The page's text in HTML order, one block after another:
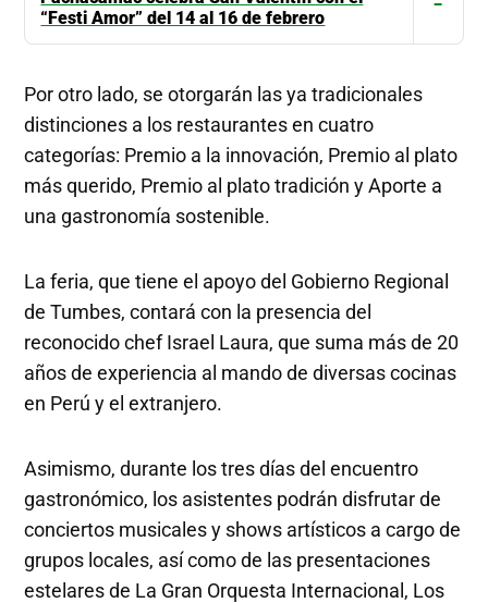
“Festi Amor” del 14 al 16 de febrero
Por otro lado, se otorgarán las ya tradicionales
distinciones a los restaurantes en cuatro
categorías: Premio a la innovación, Premio al plato
más querido, Premio al plato tradición y Aporte a
una gastronomía sostenible.
La feria, que tiene el apoyo del Gobierno Regional
de Tumbes, contará con la presencia del
reconocido chef Israel Laura, que suma más de 20
años de experiencia al mando de diversas cocinas
en Perú y el extranjero.
Asimismo, durante los tres días del encuentro
gastronómico, los asistentes podrán disfrutar de
conciertos musicales y shows artísticos a cargo de
grupos locales, así como de las presentaciones
estelares de La Gran Orquesta Internacional, Los